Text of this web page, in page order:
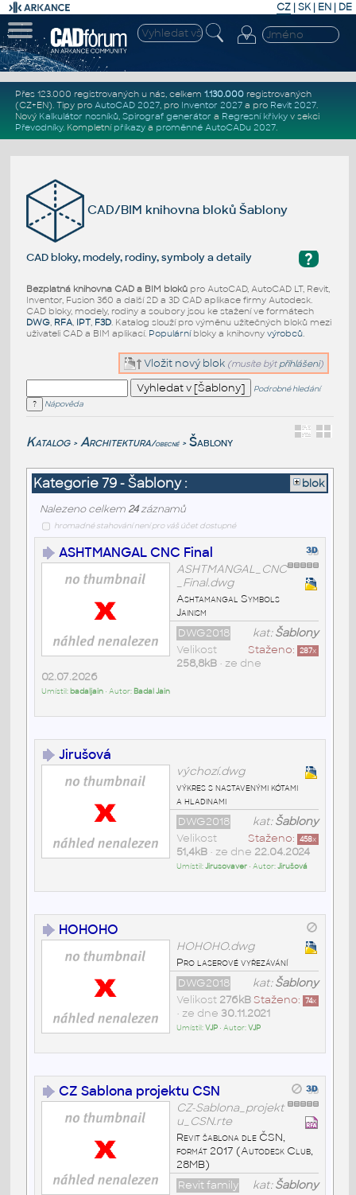
CZ | SK| EN | DE
Přes 123.000 registrovaných u nás, celkem 1.130.000registrovaných
(CZ+EN). Tipy pro AutoCAD 2027, pro Inventor 2027a pro Revit 2027.
Nový Kalkulátor nosníků, Spirograf generátor a Regresní křivkyv sekci
Převodníky. Kompletní příkazya proměnné AutoCADu 2027.
CAD/BIM knihovna bloků Šablony
?
CAD bloky, modely, rodiny, symboly a detaily
Bezplatná knihovna CAD a BIM blokůpro AutoCAD, AutoCAD LT, Revit,
Inventor, Fusion 360 a další 2D a 3D CAD aplikace firmy Autodesk.
CAD bloky, modely, rodiny a soubory jsou ke stažení ve formátech
DWG, RFA, IPT, F3D. Katalog slouží pro výměnu užitečných bloků mezi
uživateli CAD a BIM aplikací. Populárníbloky a knihovny výrobců.
Vložit nový blok (musíte být přihlášeni)
Podrobné hledání
Nápověda
Katalog > Architektura/obecné > Šablony
Kategorie 79 - Šablony : blok
Nalezeno celkem 24záznamů
hromadné stahování není pro váš účet dostupné
ASHTMANGAL CNC Final
ASHTMANGAL_CNC
_Final.dwg
Ashtamangal Symbols
Jainism
kat:Šablony
DWG2018
Staženo: 287x
Velikost
258,8kB• ze dne
02.07.2026
Umístil: badaljain• Autor: Badal Jain
Jirušová
výchozí.dwg
výkres s nastavenými kótami
a hladinami
kat:Šablony
DWG2018
Staženo: 458x
Velikost
51,4kB• ze dne 22.04.2024
Umístil:Jirusovaver• Autor:Jirušová
HOHOHO
HOHOHO.dwg
Pro laserové vyřezávání
kat:Šablony
DWG2018
Staženo: 74x
Velikost 276kB
• ze dne 30.11.2021
Umístil:VJP• Autor:VJP
CZ Sablona projektu CSN
CZ-Sablona_projekt
u_CSN.rte
Revit šablona dle ČSN,
formát 2017 (Autodesk Club,
28MB)
kat:Šablony
Revit family